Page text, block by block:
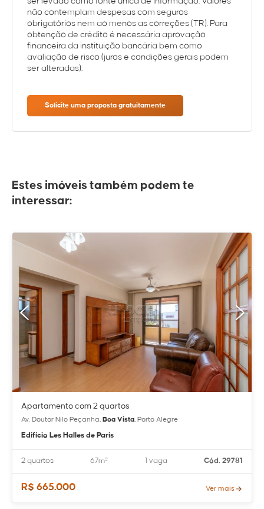
não contemplam despesas com seguros
obrigatórios nem ao menos as correções (TR). Para
obtenção de crédito é necessária aprovação
financeira da instituição bancária bem como
avaliação de risco (juros e condições gerais podem
ser alteradas).
Solicite uma proposta gratuitamente
Estes imóveis também podem te
interessar:
Apartamento com 2 quartos
Av. Doutor Nilo Peçanha, Boa Vista, Porto Alegre
Edifício Les Halles de Paris
2 quartos 67m² 1 vaga Cód. 29781
R$ 665.000 Ver mais